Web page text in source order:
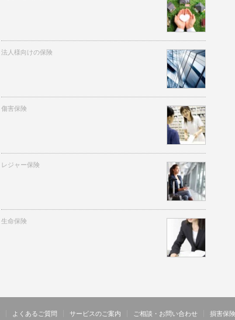
法人様向けの保険
傷害保険
レジャー保険
生命保険
よくあるご質問 サービスのご案内 ご相談・お問い合わせ 損害保